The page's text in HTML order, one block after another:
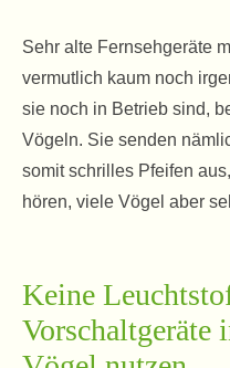
Sehr alte Fernsehgeräte
vermutlich kaum noch
sie noch in Betrieb sind,
Vögeln. Sie senden
somit schrilles Pfeifen
hören, viele Vögel aber
Keine
Vorschaltgeräte